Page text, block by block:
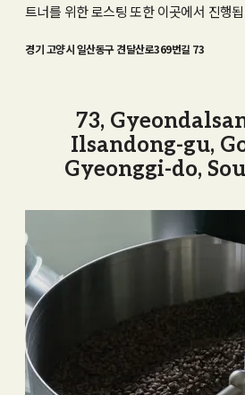
트너를 위한 로스팅 또한 이곳에서 진행
경기 고양시 일산동구 견달산로369번길 73
73,
Ilsandong-gu,
Gyeonggi-do,